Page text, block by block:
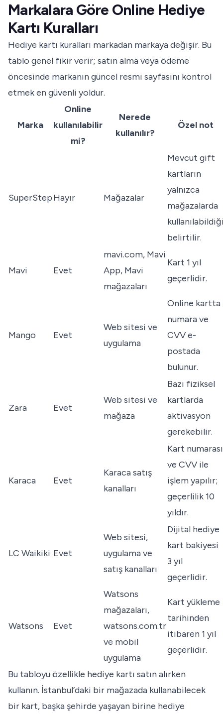
Markalara Göre Online Hediye
Kartı Kuralları
Hediye kartı kuralları markadan markaya değişir. Bu
tablo genel fikir verir; satın alma veya ödeme
öncesinde markanın güncel resmi sayfasını kontrol
etmek en güvenli yoldur.
Marka
Online
kullanılabilir
mi?
Nerede
kullanılır?
Özel not
SuperStepHayır Mağazalar
Mevcut gift
kartların
yalnızca
mağazalarda
belirtilir.
Mavi Evet
mavi.com, Mavi
App, Mavi
mağazaları
Kart 1 yıl
geçerlidir.
Mango Evet
Web sitesi ve
uygulama
Online kartta
numara ve
CVV e-
postada
bulunur.
Zara Evet
Web sitesi ve
mağaza
Bazı fiziksel
kartlarda
aktivasyon
gerekebilir.
Karaca Evet
Karaca satış
kanalları
Kart numarası
ve CVV ile
işlem yapılır;
geçerlilik 10
yıldır.
LC Waikiki Evet
Web sitesi,
uygulama ve
satış kanalları
Dijital hediye
kart bakiyesi
3 yıl
geçerlidir.
Watsons Evet
Watsons
mağazaları,
watsons.com.tr
ve mobil
uygulama
Kart yükleme
tarihinden
itibaren 1 yıl
geçerlidir.
Bu tabloyu özellikle hediye kartı satın alırken
kullanın. İstanbul’daki bir mağazada kullanabilecek
bir kart, başka şehirde yaşayan birine hediye